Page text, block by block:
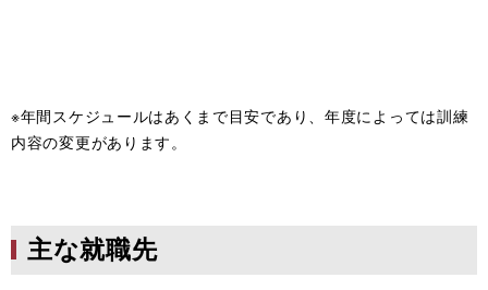
※年間スケジュールはあくまで目安であり、年度によっては訓練
内容の変更があります。​
主な就職先